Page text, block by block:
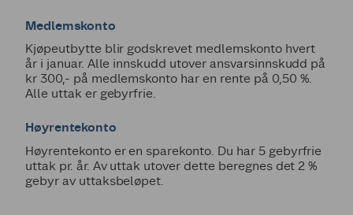
Medlemskonto
Kjøpeutbytte blir godskrevet medlemskonto hvert
år i januar. Alle innskudd utover ansvarsinnskudd på
kr 300,- på medlemskonto har en rente på 0,50 %.
Alle uttak er gebyrfrie.
Høyrentekonto
Høyrentekonto er en sparekonto. Du har 5 gebyrfrie
uttak pr. år. Av uttak utover dette beregnes det 2 %
gebyr av uttaksbeløpet.